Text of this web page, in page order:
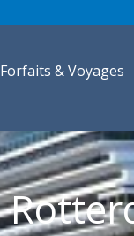
Forfaits & Voyages